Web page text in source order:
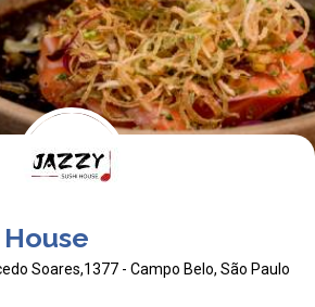
Soares,1377 - Campo Belo, São Paulo